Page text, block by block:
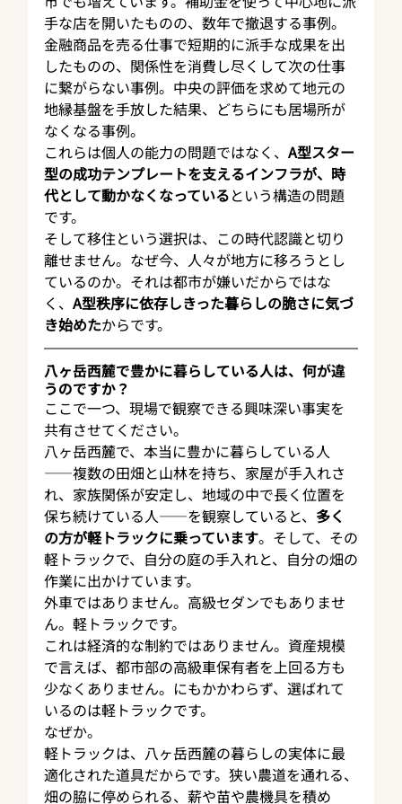
手な店を開いたものの、数年で撤退する事例。
金融商品を売る仕事で短期的に派手な成果を出
したものの、関係性を消費し尽くして次の仕事
に繋がらない事例。中央の評価を求めて地元の
地縁基盤を手放した結果、どちらにも居場所が
なくなる事例。
これらは個人の能力の問題ではなく、 A型スター
型の成功テンプレートを支えるインフラが、時
代として動かなくなっているという構造の問題
です。
そして移住という選択は、この時代認識と切り
離せません。なぜ今、人々が地方に移ろうとし
ているのか。それは都市が嫌いだからではな
く、 A型秩序に依存しきった暮らしの脆さに気づ
き始めたからです。
八ヶ岳西麓で豊かに暮らしている人は、何が違
うのですか？
ここで一つ、現場で観察できる興味深い事実を
共有させてください。
八ヶ岳西麓で、本当に豊かに暮らしている人
——複数の田畑と山林を持ち、家屋が手入れさ
れ、家族関係が安定し、地域の中で長く位置を
保ち続けている人——を観察していると、 多く
の方が軽トラックに乗っています。そして、その
軽トラックで、自分の庭の手入れと、自分の畑の
作業に出かけています。
外車ではありません。高級セダンでもありませ
ん。軽トラックです。
これは経済的な制約ではありません。資産規模
で言えば、都市部の高級車保有者を上回る方も
少なくありません。にもかかわらず、選ばれて
いるのは軽トラックです。
なぜか。
軽トラックは、八ヶ岳西麓の暮らしの実体に最
適化された道具だからです。狭い農道を通れる、
畑の脇に停められる、薪や苗や農機具を積め